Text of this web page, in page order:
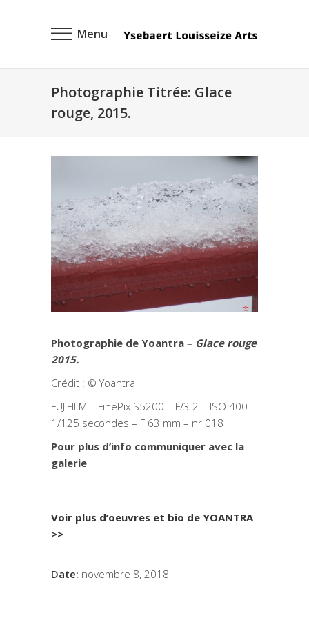
Menu
Photographie Titrée: Glace
rouge, 2015.
Photographie de Yoantra – Glace rouge
2015.
Crédit : © Yoantra
FUJIFILM – FinePix S5200 – F/3.2 – ISO 400 –
1/125 secondes – F 63 mm – nr 018
Pour plus d’info communiquer avec la
galerie
Voir plus d’oeuvres et bio de YOANTRA
>>
Date: novembre 8, 2018